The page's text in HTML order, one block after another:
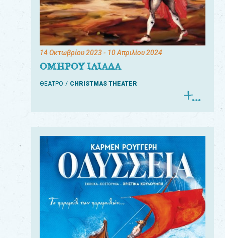
14 Οκτωβρίου 2023- 10 Απριλίου 2024
ΟΜΗΡΟΥ ΙΛΙΑΔΑ
ΘΕΑΤΡΟ CHRISTMAS THEATER